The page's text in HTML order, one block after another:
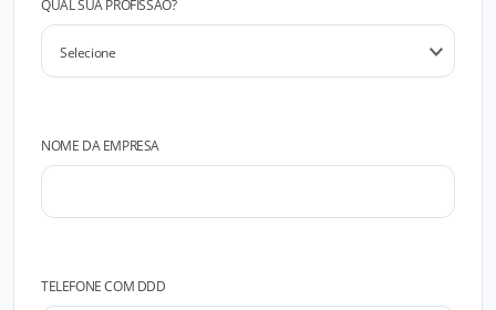
QUAL SUA PROFISSÃO?
NOME DA EMPRESA
TELEFONE COM DDD